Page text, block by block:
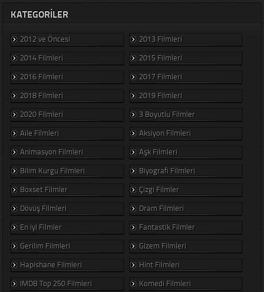
KATEGORILER
2012 ve Öncesi
2013 Filmleri
2014 Filmleri
2015 Filmleri
2016 Filmleri
2017 Filmleri
2018 Filmleri
2019 Filmleri
2020 Filmleri
3 Boyutlu Filmler
Aile Filmleri
Aksiyon Filmleri
Animasyon Filmleri
Aşk Filmleri
Bilim Kurgu Filmleri
Biyografi Filmleri
Boxset Filmler
Çizgi Filmler
Dövüş Filmleri
Dram Filmleri
En iyi Filmler
Fantastik Filmler
Gerilim Filmleri
Gizem Filmleri
Hapishane Filmleri
Hint Filmleri
IMDB Top 250 Filmleri
Komedi Filmleri